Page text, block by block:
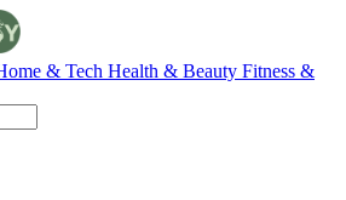
& Tech Health & Beauty Fitness &